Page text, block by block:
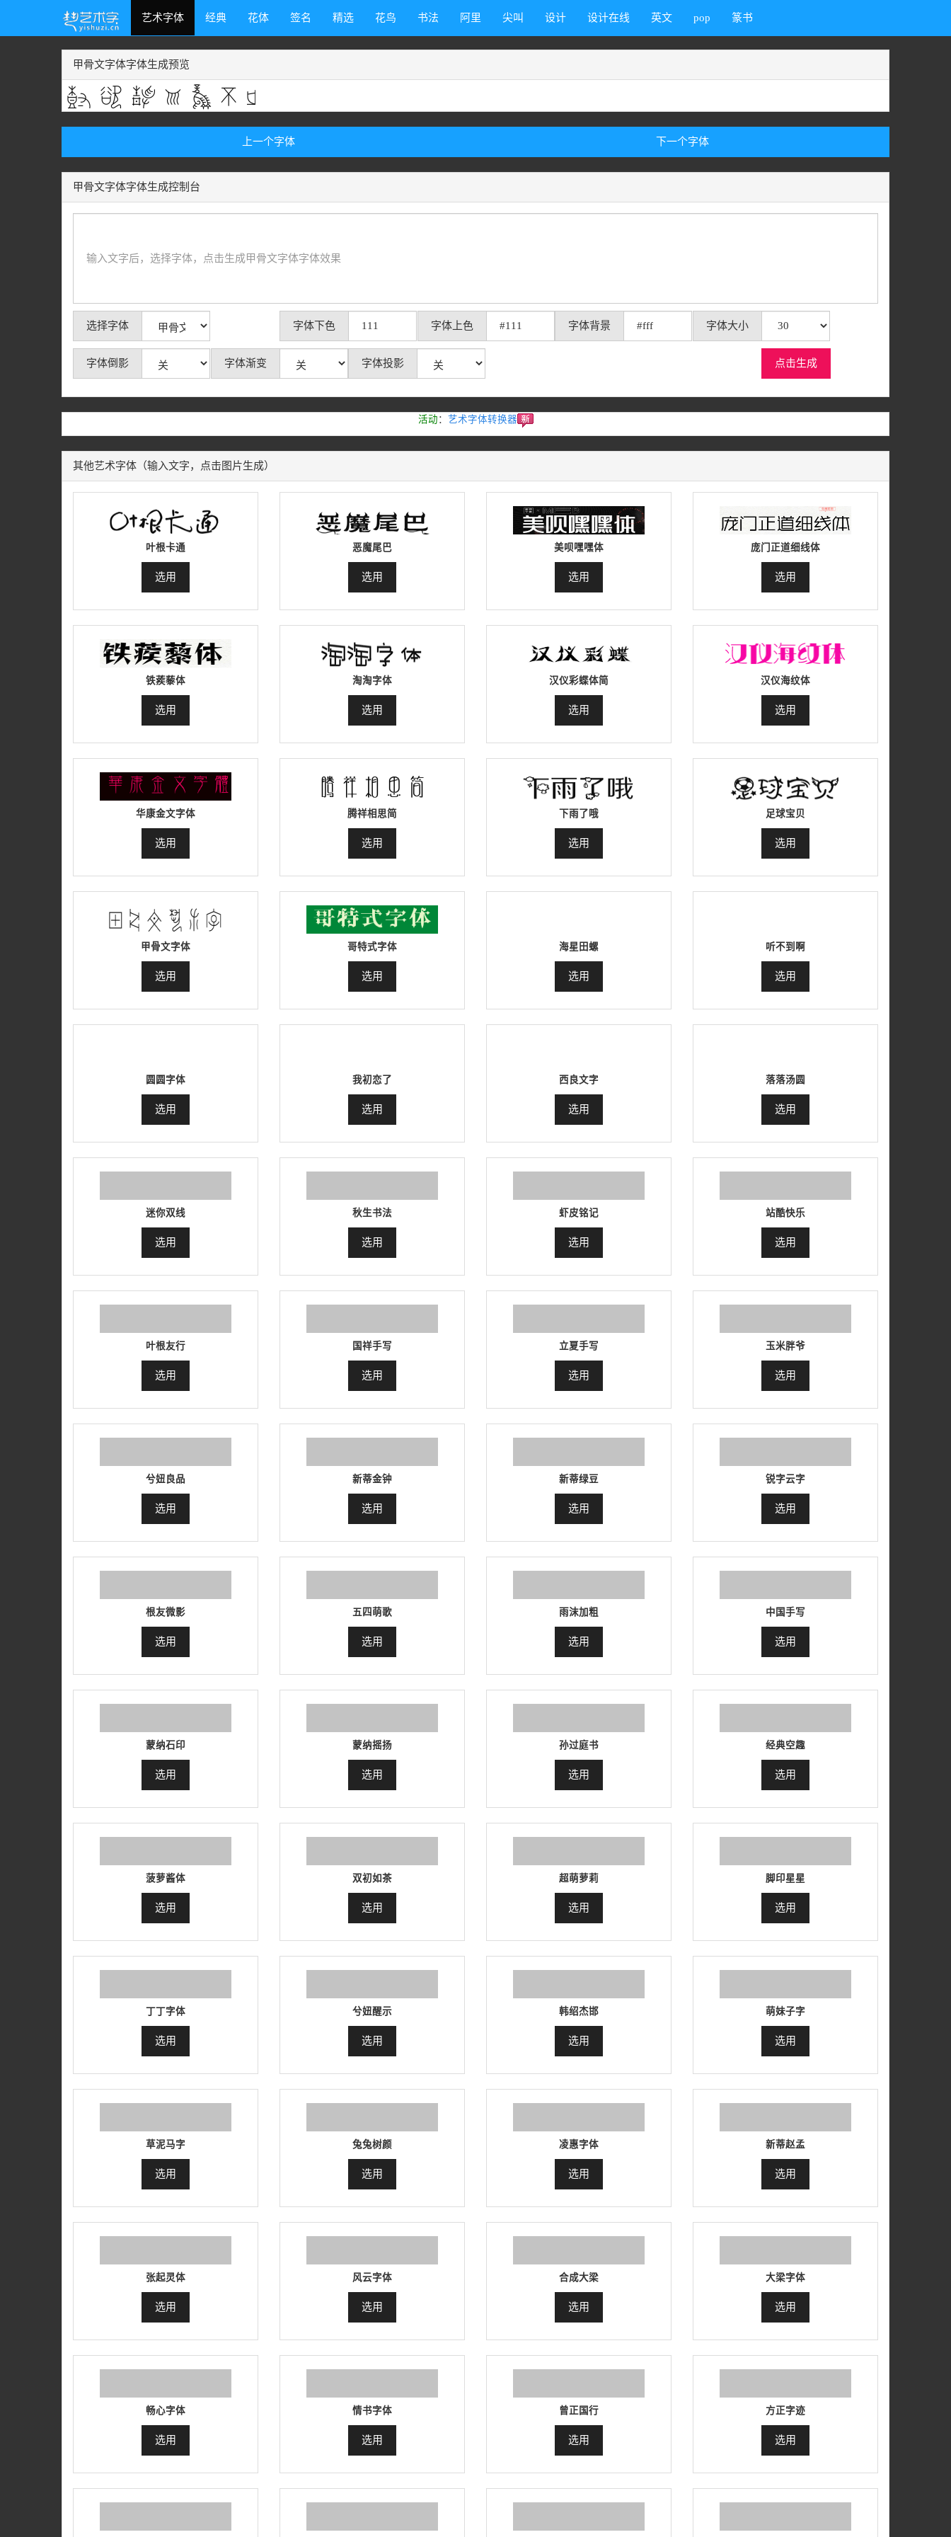
艺术字体 经典 花体 签名 精选 花鸟 书法 阿里 尖叫 设计 设计在线 英文 pop 篆书
甲骨文字体字体生成预览
上一个字体 下一个字体
甲骨文字体字体生成控制台
选择字体 字体下色 字体上色 字体背景 字体大小
字体倒影 字体渐变 字体投影 点击生成
活动 ： 艺术字体转换器
其他艺术字体（输入文字，点击图片生成）
叶根卡通
选用
恶魔尾巴
选用
美呗嘿嘿体
选用
庞门正道细线体
选用
铁蒺藜体
选用
淘淘字体
选用
汉仪彩蝶体简
选用
汉仪海纹体
选用
华康金文字体
选用
腾祥相思简
选用
下雨了哦
选用
足球宝贝
选用
甲骨文字体
选用
哥特式字体
选用
海星田螺
选用
听不到啊
选用
圆圆字体
选用
我初恋了
选用
西良文字
选用
落落汤圆
选用
迷你双线
选用
秋生书法
选用
虾皮铭记
选用
站酷快乐
选用
叶根友行
选用
国祥手写
选用
立夏手写
选用
玉米胖爷
选用
兮妞良品
选用
新蒂金钟
选用
新蒂绿豆
选用
锐字云字
选用
根友微影
选用
五四萌歌
选用
雨沫加粗
选用
中国手写
选用
蒙纳石印
选用
蒙纳摇扬
选用
孙过庭书
选用
经典空趣
选用
菠萝酱体
选用
双初如茶
选用
超萌萝莉
选用
脚印星星
选用
丁丁字体
选用
兮妞醒示
选用
韩绍杰邯
选用
萌妹子字
选用
草泥马字
选用
兔兔树颜
选用
凌惠字体
选用
新蒂赵孟
选用
张起灵体
选用
风云字体
选用
合成大梁
选用
大梁字体
选用
畅心字体
选用
情书字体
选用
曾正国行
选用
方正字迹
选用